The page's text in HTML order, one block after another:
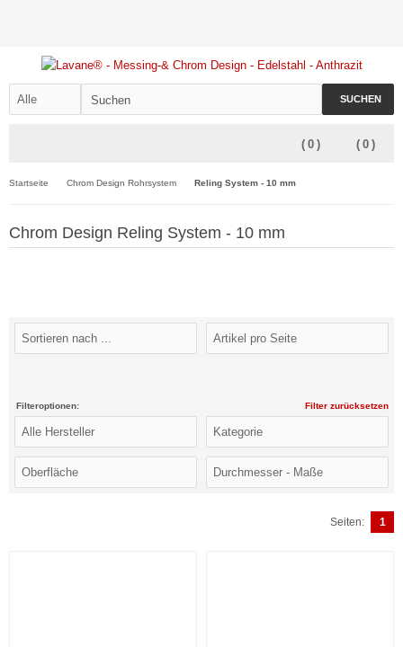
SUCHEN
( 0 )
( 0 )
Startseite Chrom Design Rohrsystem Reling System - 10 mm
Chrom Design Reling System - 10 mm
Filteroptionen: Filter zurücksetzen
Seiten: 1